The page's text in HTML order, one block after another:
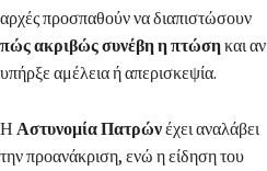
αρχές προσπαθούν να διαπιστώσουν
πώς ακριβώς συνέβη η πτώσηκαι αν
υπήρξε αμέλεια ή απερισκεψία.
Η Αστυνομία Πατρώνέχει αναλάβει
την προανάκριση, ενώ η είδηση του